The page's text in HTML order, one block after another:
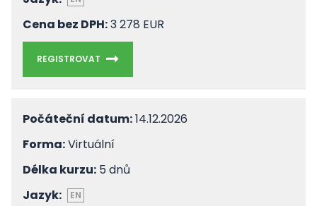
Cena bez DPH:3 278 EUR
REGISTROVAT
Počáteční datum:14.12.2026
Forma:Virtuální
Délka kurzu: 5 dnů
Jazyk:
EN